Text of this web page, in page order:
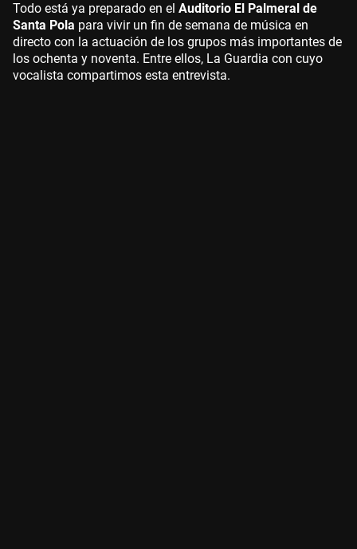
Todo está ya preparado en el Auditorio El Palmeral de
Santa Pola para vivir un fin de semana de música en
directo con la actuación de los grupos más importantes de
los ochenta y noventa. Entre ellos, La Guardia con cuyo
vocalista compartimos esta entrevista.